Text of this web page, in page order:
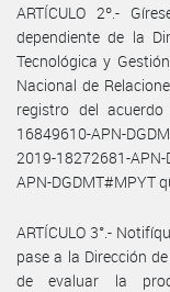
ARTÍCULO 2º.-
dependiente de la
Tecnológica y
Nacional de
registro del
16849610-APN-
2019-18272681-
APN-DGDMT#MPYT
ARTÍCULO 3°.-
pase a la Dirección
de evaluar la